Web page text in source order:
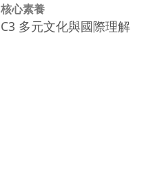
核心素養
C3 多元文化與國際理解